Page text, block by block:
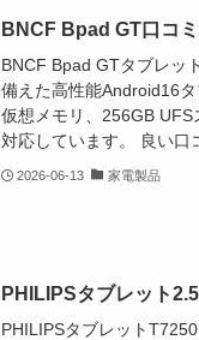
BNCF Bpad GT口コ
BNCF Bpad GTタブレッ
備えた高性能Android16
仮想メモリ、256GB
対応しています。 良い口
2026-06-13 家電製品
PHILIPSタブレット
PHILIPSタブレット